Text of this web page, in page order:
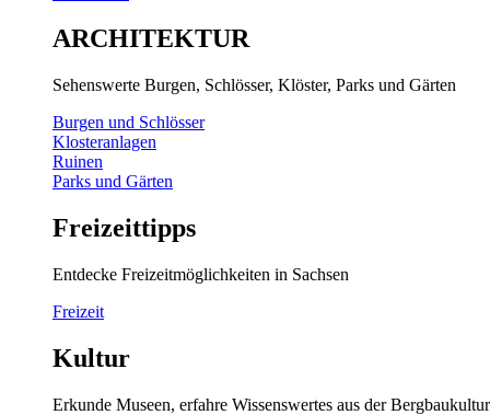
ARCHITEKTUR
Sehenswerte Burgen, Schlösser, Klöster, Parks und Gärten
Burgen und Schlösser
Klosteranlagen
Ruinen
Parks und Gärten
Freizeittipps
Entdecke Freizeitmöglichkeiten in Sachsen
Freizeit
Kultur
Erkunde Museen, erfahre Wissenswertes aus der